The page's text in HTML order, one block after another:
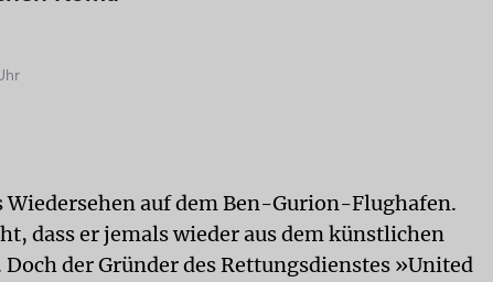
Wiedersehen auf dem Ben-Gurion-Flughafen.
dass er jemals wieder aus dem künstlichen
der Gründer des Rettungsdienstes »United